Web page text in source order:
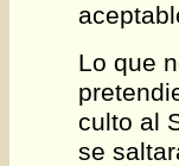
Lo que
culto al
se